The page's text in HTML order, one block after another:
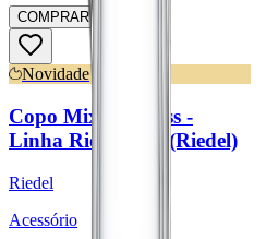
COMPRAR
Novidade
Copo Mixing Glass -
Linha Riedel Bar (Riedel)
Riedel
Acessório